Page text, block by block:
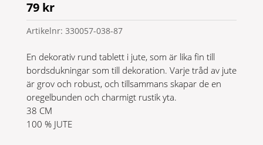
79 kr
Artikelnr: 330057-038-87
En dekorativ rund tablett i jute, som är lika fin till
bordsdukningar som till dekoration. Varje tråd av jute
är grov och robust, och tillsammans skapar de en
oregelbunden och charmigt rustik yta.
38 CM
100 % JUTE